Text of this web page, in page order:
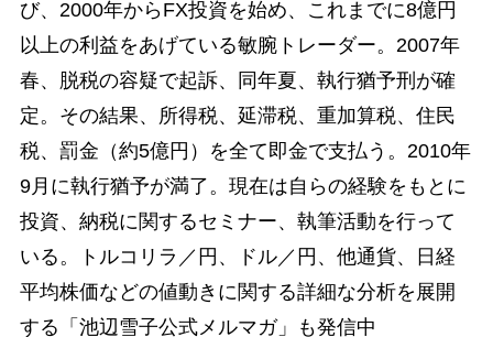
び、2000年からFX投資を始め、これまでに8億円
以上の利益をあげている敏腕トレーダー。2007年
春、脱税の容疑で起訴、同年夏、執行猶予刑が確
定。その結果、所得税、延滞税、重加算税、住民
税、罰金（約5億円）を全て即金で支払う。2010年
9月に執行猶予が満了。現在は自らの経験をもとに
投資、納税に関するセミナー、執筆活動を行って
いる。トルコリラ／円、ドル／円、他通貨、日経
平均株価などの値動きに関する詳細な分析を展開
する「池辺雪子公式メルマガ」も発信中